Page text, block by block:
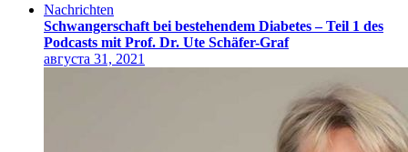
Nachrichten
Schwangerschaft bei bestehendem Diabetes – Teil 1 des
Podcasts mit Prof. Dr. Ute Schäfer-Graf
августа 31, 2021